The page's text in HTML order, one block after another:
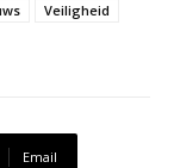
Veiligheid
Email